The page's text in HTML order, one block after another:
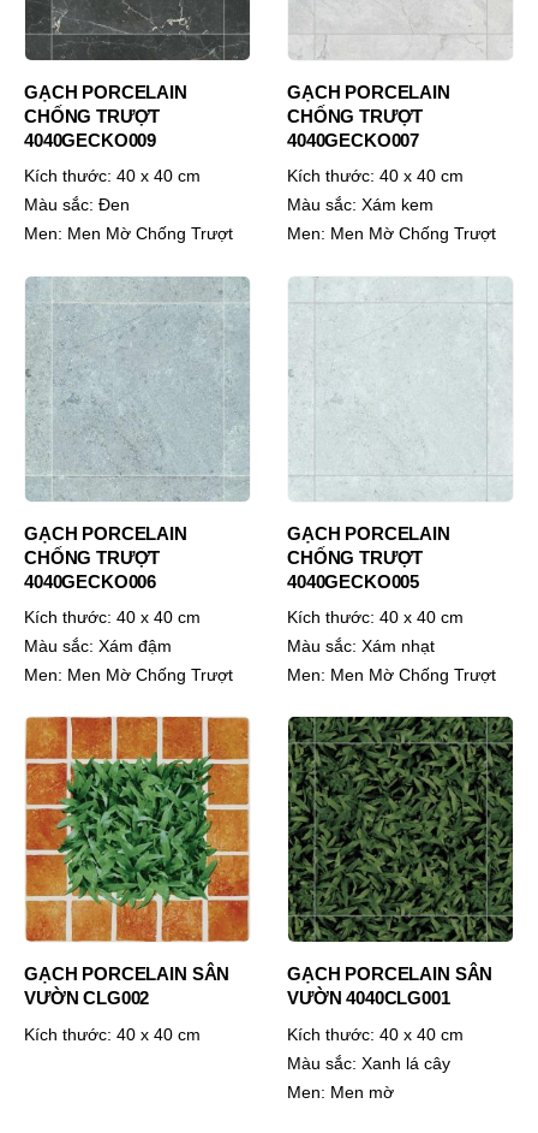
GẠCH PORCELAIN
CHỐNG TRƯỢT
4040GECKO009
Kích thước: 40 x 40 cm
Màu sắc: Đen
Men: Men Mờ Chống Trượt
GẠCH PORCELAIN
CHỐNG TRƯỢT
4040GECKO007
Kích thước: 40 x 40 cm
Màu sắc: Xám kem
Men: Men Mờ Chống Trượt
GẠCH PORCELAIN
CHỐNG TRƯỢT
4040GECKO006
Kích thước: 40 x 40 cm
Màu sắc: Xám đậm
Men: Men Mờ Chống Trượt
GẠCH PORCELAIN
CHỐNG TRƯỢT
4040GECKO005
Kích thước: 40 x 40 cm
Màu sắc: Xám nhạt
Men: Men Mờ Chống Trượt
GẠCH PORCELAIN SÂN
VƯỜN CLG002
Kích thước: 40 x 40 cm
GẠCH PORCELAIN SÂN
VƯỜN 4040CLG001
Kích thước: 40 x 40 cm
Màu sắc: Xanh lá cây
Men: Men mờ